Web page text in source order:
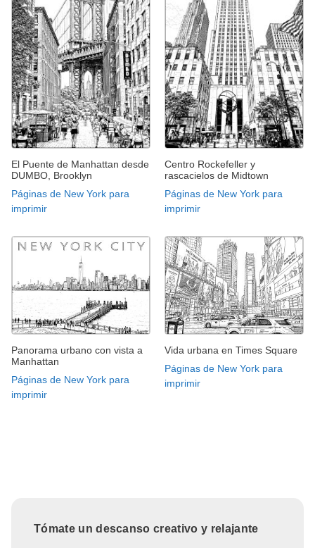
El Puente de Manhattan desde
DUMBO, Brooklyn
Páginas de New York para
imprimir
Centro Rockefeller y
rascacielos de Midtown
Páginas de New York para
imprimir
Panorama urbano con vista a
Manhattan
Páginas de New York para
imprimir
Vida urbana en Times Square
Páginas de New York para
imprimir
Tómate un descanso creativo y relajante